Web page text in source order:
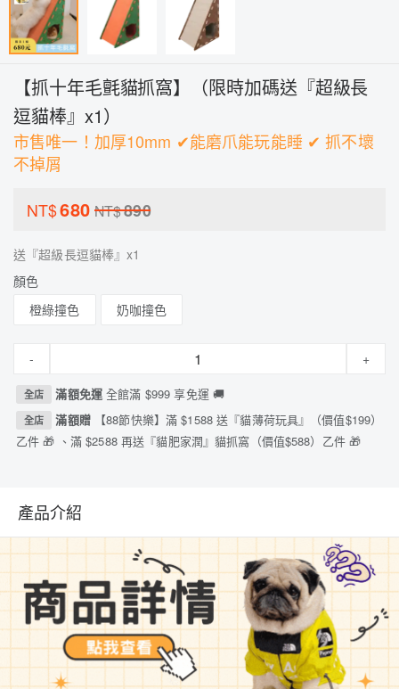
【抓十年毛氈貓抓窩】（限時加碼送『超級長
逗貓棒』x1）
市售唯一！加厚10mm ✔能磨爪能玩能睡 ✔ 抓不壞
不掉屑
NT$680 NT$890
送『超級長逗貓棒』x1
顏色
橙綠撞色
奶咖撞色
- +
全店 滿額免運全館滿 $999 享免運 🚚
全店 滿額贈
【88節快樂】滿 $1588 送『貓薄荷玩具』（價值$199）
乙件 🎁 、滿 $2588 再送『貓肥家潤』貓抓窩（價值$588）乙件 🎁
產品介紹